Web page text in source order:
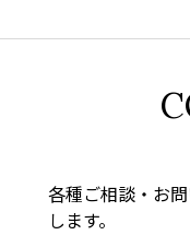
各種ご相談・お
します。